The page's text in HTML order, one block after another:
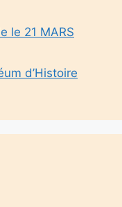
le 21 MARS
d’Histoire